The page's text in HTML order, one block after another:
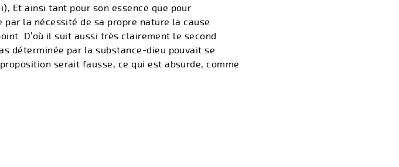
Et ainsi tant pour son essence que pour
par la nécessité de sa propre nature la cause
D’où il suit aussi très clairement le second
déterminée par la substance-dieu pouvait se
serait fausse, ce qui est absurde, comme